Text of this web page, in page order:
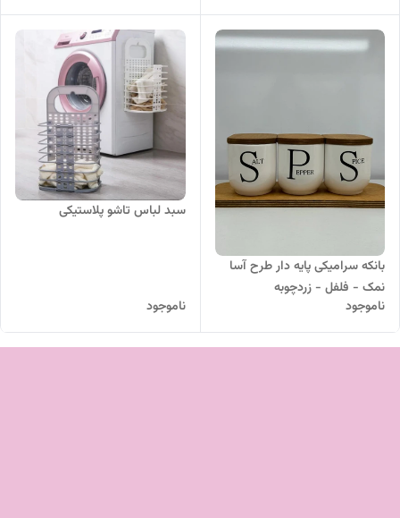
بانکه سرامیکی پایه دار طرح آسا
نمک - فلفل - زردچوبه
ناموجود
سبد لباس تاشو پلاستیکی
ناموجود